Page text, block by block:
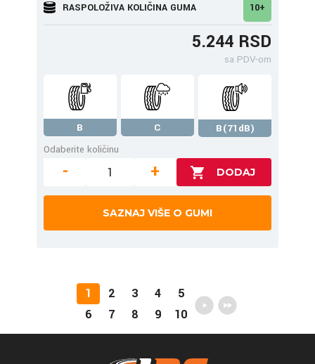
RASPOLOŽIVA KOLIČINA GUMA 10+
5.244 RSD
sa PDV-om
B C
B(71dB)
Odaberite količinu
- +
SAZNAJ VIŠE O GUMI
1 2 3 4
5
6
7 8 9 10